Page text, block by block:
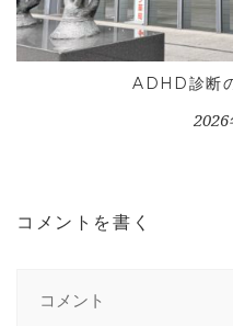
VOICE GALLERY
ADHD診断
コメントを書く